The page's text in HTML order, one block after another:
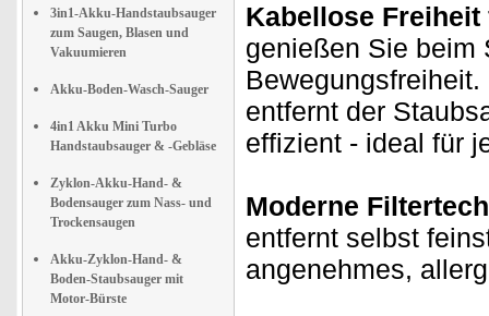
3in1-Akku-Handstaubsauger
zum Saugen, Blasen und
Vakuumieren
Akku-Boden-Wasch-Sauger
4in1 Akku Mini Turbo
Handstaubsauger & -Gebläse
Zyklon-Akku-Hand- &
Bodensauger zum Nass- und
Trockensaugen
Akku-Zyklon-Hand- &
Boden-Staubsauger mit
Motor-Bürste
Kabellose
genießen Sie beim
entfernt der
effizient - ideal für
Moderne
entfernt selbst
angenehmes,